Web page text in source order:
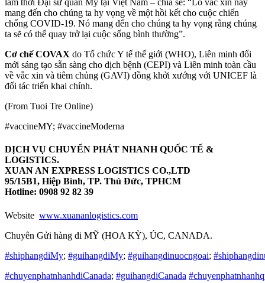
lâm thời Đại sứ quán Mỹ tại Việt Nam – chia sẻ: “Lô vắc xin này
mang đến cho chúng ta hy vọng về một hồi kết cho cuộc chiến
chống COVID-19. Nó mang đến cho chúng ta hy vọng rằng chúng
ta sẽ có thể quay trở lại cuộc sống bình thường”.
Cơ chế COVAX do Tổ chức Y tế thế giới (WHO), Liên minh đổi
mới sáng tạo sẵn sàng cho dịch bệnh (CEPI) và Liên minh toàn cầu
về vắc xin và tiêm chủng (GAVI) đồng khởi xướng với UNICEF là
đối tác triển khai chính.
(From Tuoi Tre Online)
#vaccineMY; #vaccineModerna
DỊCH VỤ CHUYỂN PHÁT NHANH QUỐC TẾ &
LOGISTICS.
XUAN AN EXPRESS LOGISTICS CO.,LTD
95/15B1, Hiệp Bình, TP. Thủ Đức, TPHCM
Hotline: 0908 92 82 39
Website www.xuananlogistics.com
Chuyên Gửi hàng đi MỸ (HOA KỲ), ÚC, CANADA.
#shiphangdiMy; #guihangdiMy; #guihangdinuocngoai;
#chuyenphatnhanhdiCanada; #guihangdiCanada